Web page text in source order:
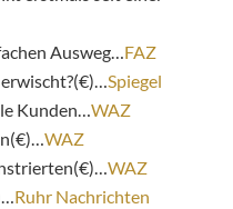
Ausweg…FAZ
Spiegel
Kunden…WAZ
WAZ
WAZ
Ruhr Nachrichten